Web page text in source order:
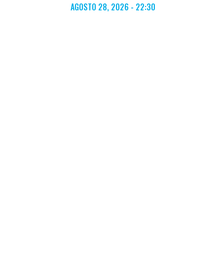
AGOSTO 28, 2026 - 22:30